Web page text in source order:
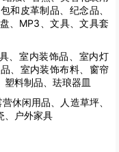
和皮革制品、纪念品、
、MP3、文具、文具套
、室内装饰品、室内灯
、室内装饰布料、窗帘
塑料制品、珐琅器皿
休闲用品、人造草坪、
、户外家具